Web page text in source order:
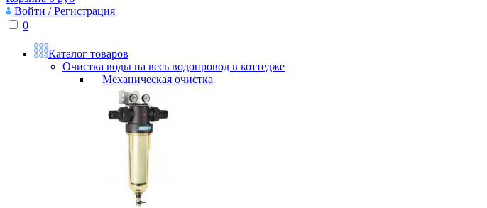
Войти / Регистрация
0
Каталог товаров
Очистка воды на весь водопровод в коттедже
Механическая очистка